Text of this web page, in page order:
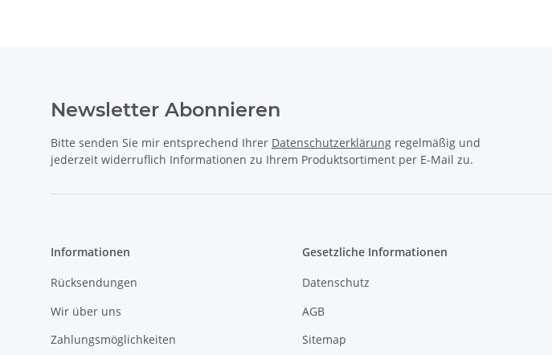
Newsletter Abonnieren
Bitte senden Sie mir entsprechend Ihrer Datenschutzerklärung regelmäßig und
jederzeit widerruflich Informationen zu Ihrem Produktsortiment per E-Mail zu.
Informationen
Rücksendungen
Wir über uns
Zahlungsmöglichkeiten
Gesetzliche Informationen
Datenschutz
AGB
Sitemap